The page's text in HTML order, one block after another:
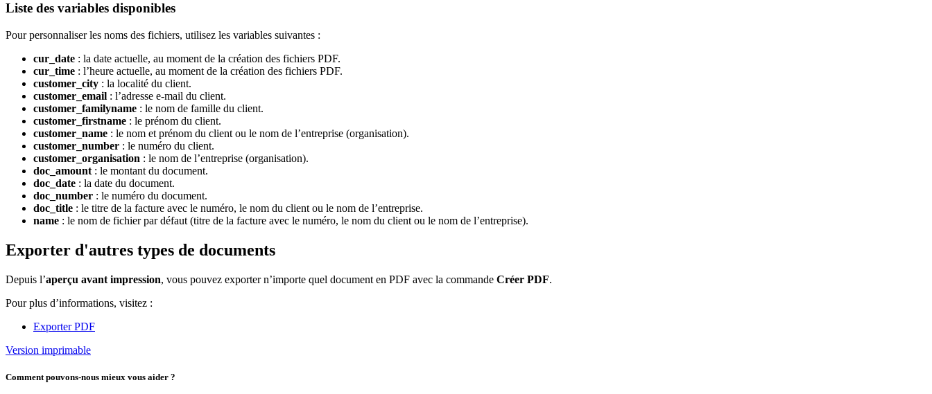
Liste des variables disponibles
Pour personnaliser les noms des fichiers, utilisez les variables suivantes :
cur_date : la date actuelle, au moment de la création des fichiers PDF.
cur_time : l’heure actuelle, au moment de la création des fichiers PDF.
customer_city : la localité du client.
customer_email : l’adresse e-mail du client.
customer_familyname : le nom de famille du client.
customer_firstname : le prénom du client.
customer_name : le nom et prénom du client ou le nom de l’entreprise (organisation).
customer_number : le numéro du client.
customer_organisation : le nom de l’entreprise (organisation).
doc_amount : le montant du document.
doc_date : la date du document.
doc_number : le numéro du document.
doc_title : le titre de la facture avec le numéro, le nom du client ou le nom de l’entreprise.
name : le nom de fichier par défaut (titre de la facture avec le numéro, le nom du client ou le nom de l’entreprise).
Exporter d'autres types de documents
Depuis l’aperçu avant impression, vous pouvez exporter n’importe quel document en PDF avec la commande Créer PDF.
Pour plus d’informations, visitez :
Exporter PDF
Version imprimable
Comment pouvons-nous mieux vous aider ?